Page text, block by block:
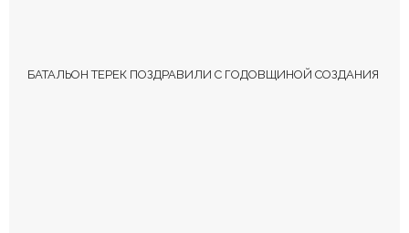
БАТАЛЬОН ТЕРЕК ПОЗДРАВИЛИ С ГОДОВЩИНОЙ СОЗДАНИЯ